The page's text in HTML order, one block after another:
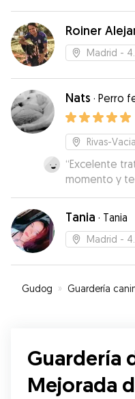
que le
gratitud.
”
preocuparte
Roiner
Madrid -
Nats · Perro
Rivas-
“Excelente
momento y
de miel
recomendable
Tania · Tania
Madrid -
Gudog » Guardería
Guardería
Mejorada